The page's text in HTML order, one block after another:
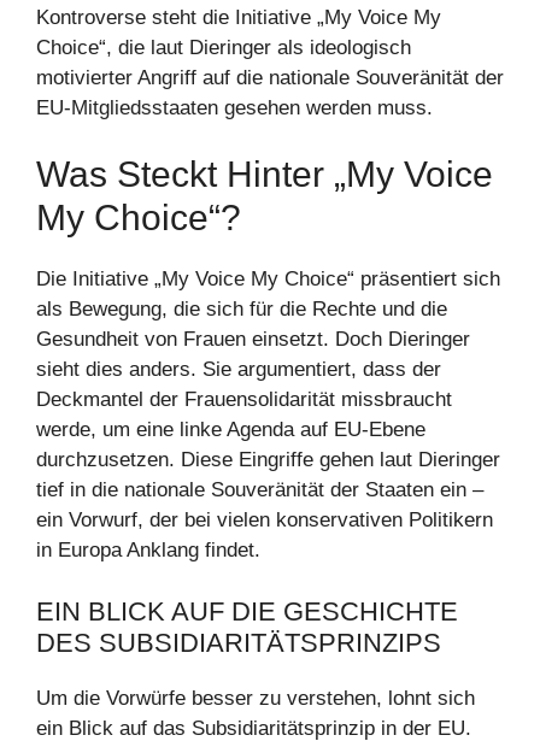
Kontroverse steht die Initiative „My Voice My
Choice“, die laut Dieringer als ideologisch
motivierter Angriff auf die nationale Souveränität der
EU-Mitgliedsstaaten gesehen werden muss.
Was Steckt Hinter „My Voice
My Choice“?
Die Initiative „My Voice My Choice“ präsentiert sich
als Bewegung, die sich für die Rechte und die
Gesundheit von Frauen einsetzt. Doch Dieringer
sieht dies anders. Sie argumentiert, dass der
Deckmantel der Frauensolidarität missbraucht
werde, um eine linke Agenda auf EU-Ebene
durchzusetzen. Diese Eingriffe gehen laut Dieringer
tief in die nationale Souveränität der Staaten ein –
ein Vorwurf, der bei vielen konservativen Politikern
in Europa Anklang findet.
EIN BLICK AUF DIE GESCHICHTE
DES SUBSIDIARITÄTSPRINZIPS
Um die Vorwürfe besser zu verstehen, lohnt sich
ein Blick auf das Subsidiaritätsprinzip in der EU.